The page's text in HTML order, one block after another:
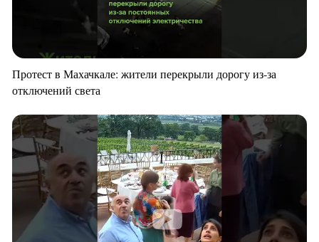
Протест в Махачкале: жители перекрыли дорогу из-за
отключений света